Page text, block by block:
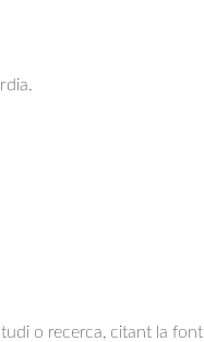
o recerca, citant la font